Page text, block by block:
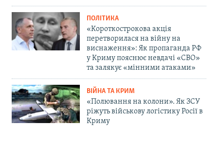
ПОЛІТИКА
«Короткострокова акція
перетворилася на війну на
виснаження»: Як пропаганда РФ
у Криму пояснює невдачі «СВО»
та залякує «мінними атаками»
ВІЙНА ТА КРИМ
«Полювання на колони». Як ЗСУ
ріжуть військову логістику Росії в
Криму